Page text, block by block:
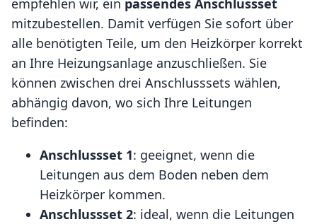
empfehlen wir, ein passendes Anschlussset
mitzubestellen. Damit verfügen Sie sofort über
alle benötigten Teile, um den Heizkörper korrekt
an Ihre Heizungsanlage anzuschließen. Sie
können zwischen drei Anschlusssets wählen,
abhängig davon, wo sich Ihre Leitungen
befinden:
Anschlussset 1: geeignet, wenn die
Leitungen aus dem Boden neben dem
Heizkörper kommen.
Anschlussset 2: ideal, wenn die Leitungen